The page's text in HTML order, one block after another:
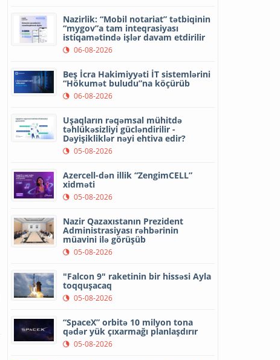
Nazirlik: “Mobil notariat” tətbiqinin
“mygov”a tam inteqrasiyası
istiqamətində işlər davam etdirilir
06-08-2026
Beş İcra Hakimiyyəti İT sistemlərini
“Hökumət buludu”na köçürüb
06-08-2026
Uşaqların rəqəmsal mühitdə
təhlükəsizliyi gücləndirilir -
Dəyişikliklər nəyi ehtiva edir?
05-08-2026
Azercell-dən illik “ZengimCELL”
xidməti
05-08-2026
Nazir Qazaxıstanın Prezident
Administrasiyası rəhbərinin
müavini ilə görüşüb
05-08-2026
"Falcon 9" raketinin bir hissəsi Ayla
toqquşacaq
05-08-2026
“SpaceX” orbitə 10 milyon tona
qədər yük çıxarmağı planlaşdırır
05-08-2026